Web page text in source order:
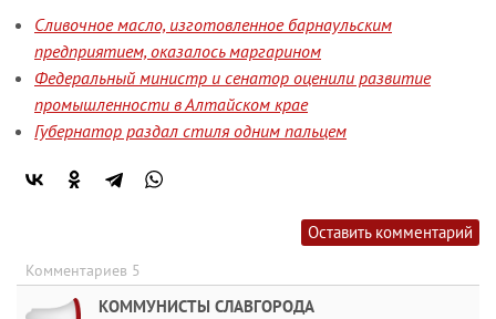
Сливочное масло, изготовленное барнаульским
предприятием, оказалось маргарином
Федеральный министр и сенатор оценили развитие
промышленности в Алтайском крае
Губернатор раздал стиля одним пальцем
Оставить комментарий
Комментариев 5
КОММУНИСТЫ СЛАВГОРОДА